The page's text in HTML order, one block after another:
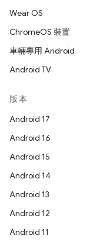
Wear OS
ChromeOS 裝置
車輛專用 Android
Android TV
版本
Android 17
Android 16
Android 15
Android 14
Android 13
Android 12
Android 11